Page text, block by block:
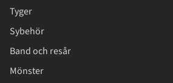
Tyger
Sybehör
Band och resår
Mönster